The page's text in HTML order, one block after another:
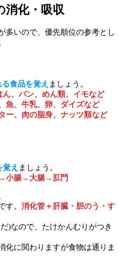
消化・吸収
多いので、優先順位の参考とし
食品を覚え ましょう。
、パン、めん類、イモなど
乳、卵、ダイズなど
脂身、ナッツ類など
え ましょう。
小腸→大腸→肛門
す。 消化管＋肝臓・胆のう・す
)なので、たけかんむりがつき
に関わりますが食物は通りま